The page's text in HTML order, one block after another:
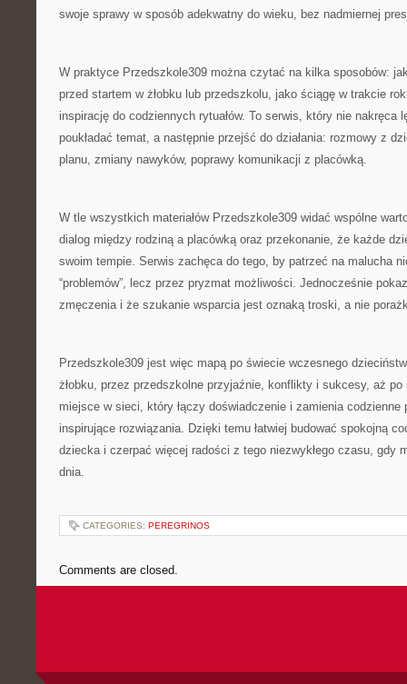
swoje sprawy w sposób adekwatny do wieku, bez nadmiernej
W praktyce Przedszkole309 można czytać na kilka sposobów:
przed startem w żłobku lub przedszkolu, jako ściągę w trakcie
inspirację do codziennych rytuałów. To serwis, który nie nakręca
poukładać temat, a następnie przejść do działania: rozmowy z
planu, zmiany nawyków, poprawy komunikacji z placówką.
W tle wszystkich materiałów Przedszkole309 widać wspólne
dialog między rodziną a placówką oraz przekonanie, że każde
swoim tempie. Serwis zachęca do tego, by patrzeć na malucha
“problemów”, lecz przez pryzmat możliwości. Jednocześnie
zmęczenia i że szukanie wsparcia jest oznaką troski, a nie
Przedszkole309 jest więc mapą po świecie wczesnego
żłobku, przez przedszkolne przyjaźnie, konflikty i sukcesy, aż
miejsce w sieci, który łączy doświadczenie i zamienia codzienne
inspirujące rozwiązania. Dzięki temu łatwiej budować spokojną
dziecka i czerpać więcej radości z tego niezwykłego czasu, gdy
dnia.
CATEGORIES: PEREGRINOS
Comments are closed.